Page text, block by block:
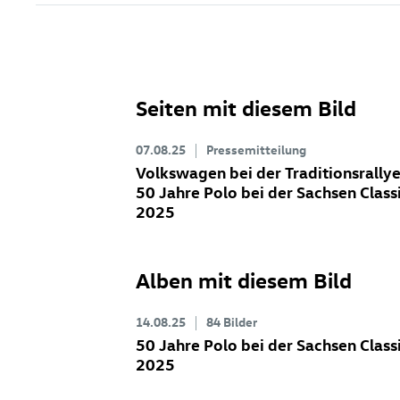
Seiten mit diesem Bild
07.08.25 Pressemitteilung
Volkswagen bei der
50 Jahre Polo bei der Sachsen
2025
Alben mit diesem Bild
14.08.25 84 Bilder
50 Jahre Polo bei der Sachsen
2025